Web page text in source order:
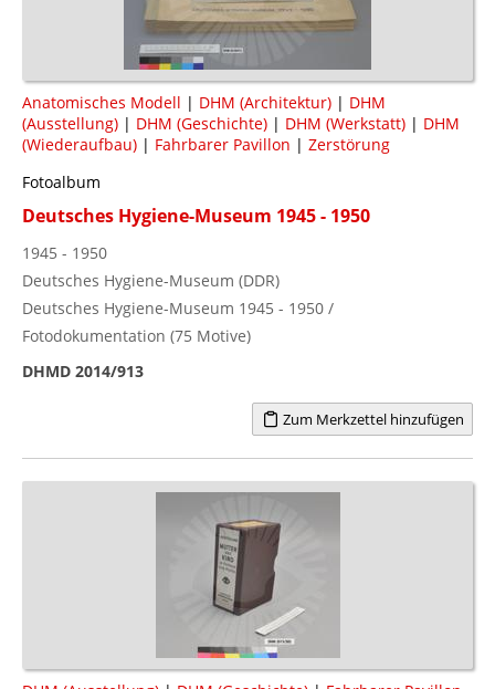
Anatomisches Modell | DHM (Architektur) | DHM
(Ausstellung) | DHM (Geschichte) | DHM (Werkstatt) | DHM
(Wiederaufbau) | Fahrbarer Pavillon | Zerstörung
Fotoalbum
Deutsches Hygiene-Museum 1945 - 1950
1945 - 1950
Deutsches Hygiene-Museum (DDR)
Deutsches Hygiene-Museum 1945 - 1950 /
Fotodokumentation (75 Motive)
DHMD 2014/913
Zum Merkzettel hinzufügen